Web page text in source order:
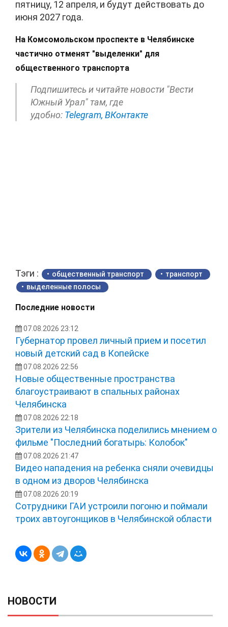
пятницу, 12 апреля, и будут действовать до
июня 2027 года.
На Комсомольском проспекте в Челябинске
частично отменят "выделенки" для
общественного транспорта
Подпишитесь и читайте новости "Вести
Южный Урал" там, где
удобно: Telegram, ВКонтакте
Тэги : общественный транспорт
транспорт
выделенные полосы
Последние новости
07.08.2026 23:12
Губернатор провел личный прием и посетил
новый детский сад в Копейске
07.08.2026 22:56
Новые общественные пространства
благоустраивают в спальных районах
Челябинска
07.08.2026 22:18
Зрители из Челябинска поделились мнением о
фильме "Последний богатырь: Колобок"
07.08.2026 21:47
Видео нападения на ребенка сняли очевидцы
в одном из дворов Челябинска
07.08.2026 20:19
Сотрудники ГАИ устроили погоню и поймали
троих автоугонщиков в Челябинской области
НОВОСТИ